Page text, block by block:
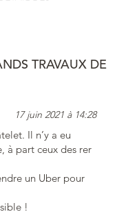
TRAVAUX DE
17 juin 2021 à 14:28
Il n’y a eu
à part ceux des rer
un Uber pour
!